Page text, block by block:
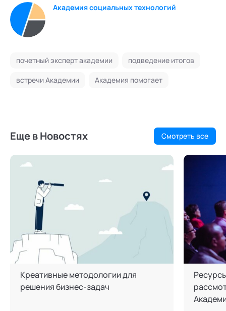
Академия социальных технологий
почетный эксперт академии подведение итогов
встречи Академии Академия помогает
Еще в Новостях Смотреть все
Креативные методологии для
решения бизнес-задач